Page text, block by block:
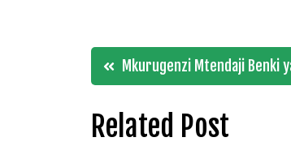
Post
navigation
Mkurugenzi Mtendaji Benki
Related Post